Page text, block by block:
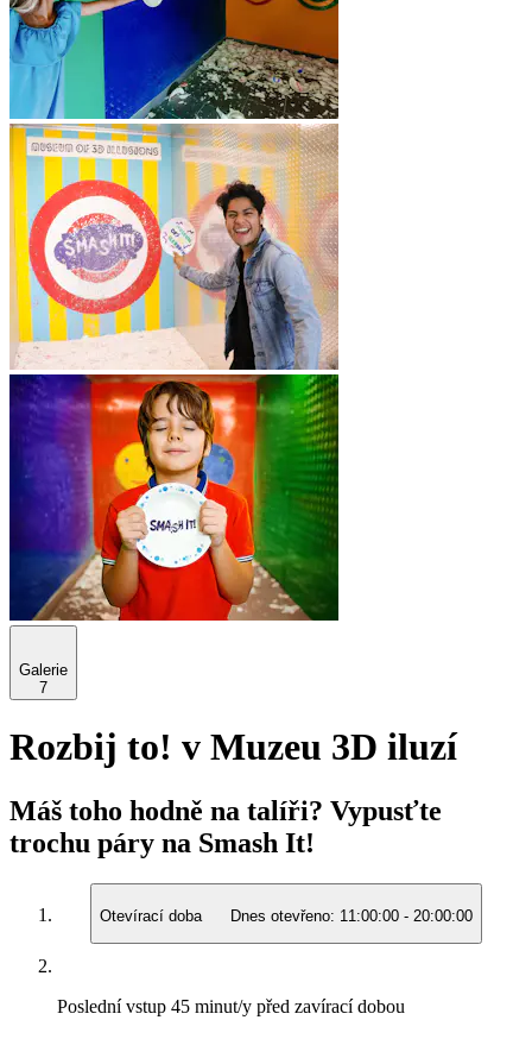
Galerie
7
Rozbij to! v Muzeu 3D iluzí
Máš toho hodně na talíři? Vypusťte
trochu páry na Smash It!
Otevírací doba Dnes otevřeno: 11:00:00 - 20:00:00
Poslední vstup 45 minut/y před zavírací dobou